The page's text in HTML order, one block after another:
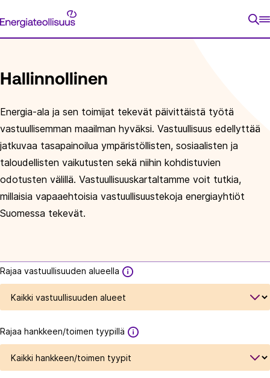
suoraan
Energiateollisuus
ETUSIVU
Hallinnollinen
Energia-ala ja sen toimijat tekevät päivittäistä työtä
vastuullisemman maailman hyväksi. Vastuullisuus edellyttää
jatkuvaa tasapainoilua ympäristöllisten, sosiaalisten ja
taloudellisten vaikutusten sekä niihin kohdistuvien
odotusten välillä. Vastuullisuuskartaltamme voit tutkia,
millaisia vapaaehtoisia vastuullisuustekoja energiayhtiöt
Suomessa tekevät.
Rajaa vastuullisuuden alueella
Rajaa hankkeen/toimen tyypillä